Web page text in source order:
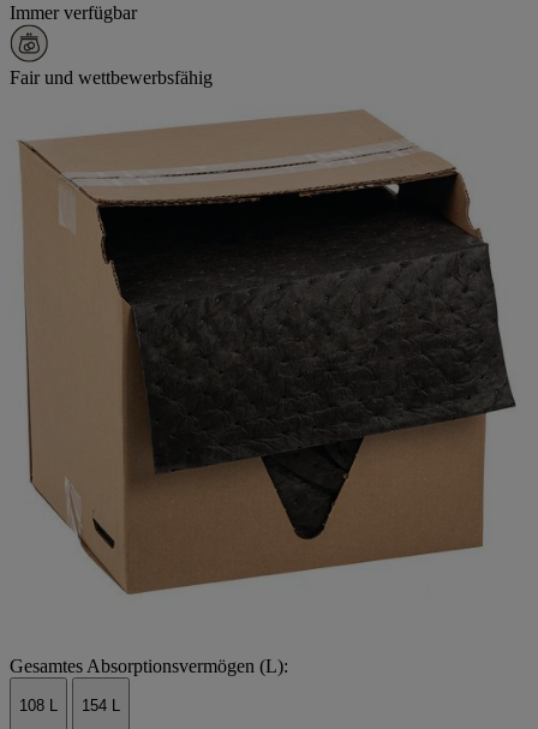
Immer verfügbar
Fair und wettbewerbsfähig
Gesamtes Absorptionsvermögen (L):
108 L 154 L